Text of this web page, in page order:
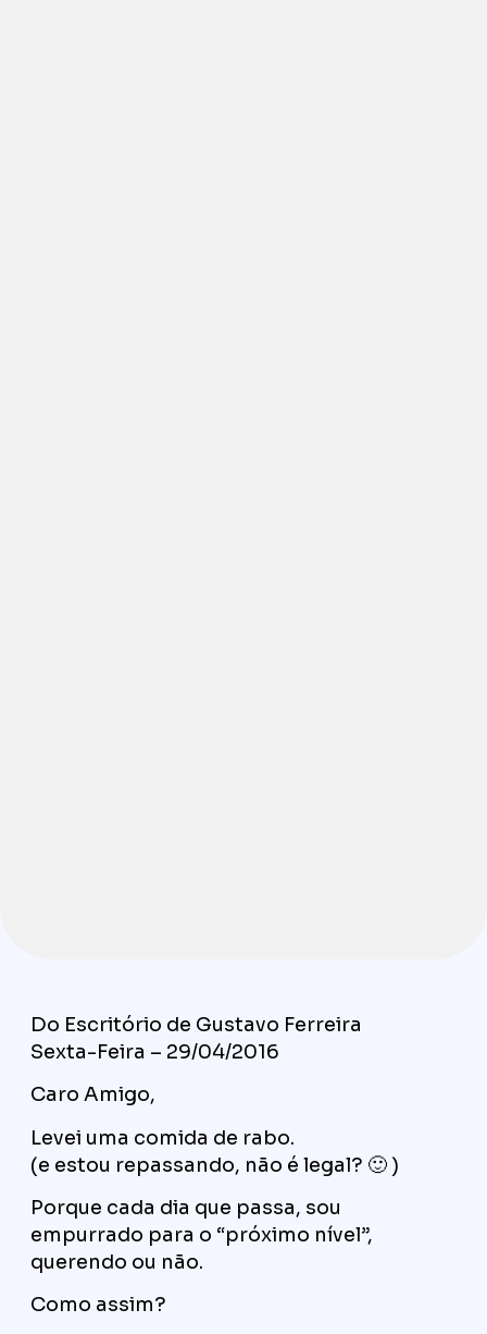
Do Escritório de Gustavo Ferreira
Sexta-Feira – 29/04/2016
Caro Amigo,
Levei uma comida de rabo.
(e estou repassando, não é legal? 🙂 )
Porque cada dia que passa, sou
empurrado para o “próximo nível”,
querendo ou não.
Como assim?